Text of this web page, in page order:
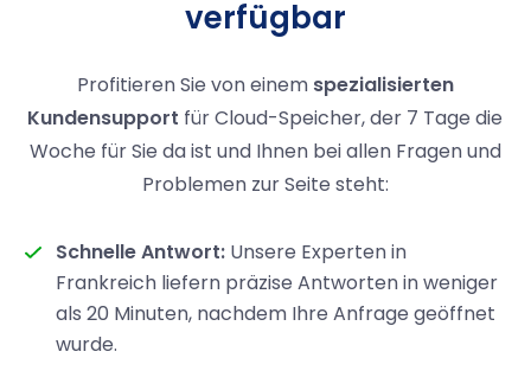
verfügbar
Profitieren Sie von einem spezialisierten
Kundensupport für Cloud-Speicher, der 7 Tage die
Woche für Sie da ist und Ihnen bei allen Fragen und
Problemen zur Seite steht:
Schnelle Antwort: Unsere Experten in
Frankreich liefern präzise Antworten in weniger
als 20 Minuten, nachdem Ihre Anfrage geöffnet
wurde.